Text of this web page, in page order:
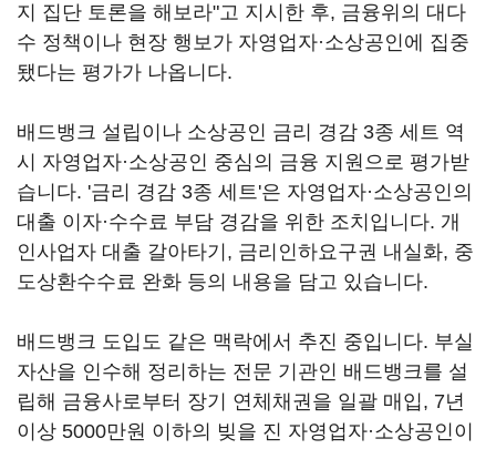
지 집단 토론을 해보라"고 지시한 후, 금융위의 대다
수 정책이나 현장 행보가 자영업자·소상공인에 집중
됐다는 평가가 나옵니다.
배드뱅크 설립이나 소상공인 금리 경감 3종 세트 역
시 자영업자·소상공인 중심의 금융 지원으로 평가받
습니다. '금리 경감 3종 세트'은 자영업자·소상공인의
대출 이자·수수료 부담 경감을 위한 조치입니다. 개
인사업자 대출 갈아타기, 금리인하요구권 내실화, 중
도상환수수료 완화 등의 내용을 담고 있습니다.
배드뱅크 도입도 같은 맥락에서 추진 중입니다. 부실
자산을 인수해 정리하는 전문 기관인 배드뱅크를 설
립해 금융사로부터 장기 연체채권을 일괄 매입, 7년
이상 5000만원 이하의 빚을 진 자영업자·소상공인이